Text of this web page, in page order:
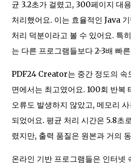
균 3.2초가 걸렸고, 300페이지 대
처리했어요. 이는 효율적인 Java
처리 덕분이라고 볼 수 있어요. 특
는 다른 프로그램들보다 2-3배 빠
PDF24 Creator는 중간 정도의 속
면에서는 최고였어요. 100회 반복
오류도 발생하지 않았고, 메모리
되었어요. 평균 처리 시간은 5.8초
렸지만, 출력 품질은 원본과 거의
온라인 기반 프로그램들은 인터넷